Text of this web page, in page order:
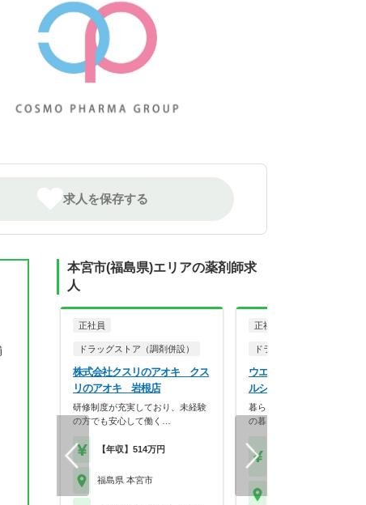
求人を保存する
本宮市(福島県)エリアの薬剤師求
人
正社員
ドラッグストア（調剤併設）
株式会社クスリのアオキ クス
リのアオキ 岩根店
研修制度が充実しており、未経験
の方でも安心して働く…
【年収】514万円
福島県 本宮市
正社員
ドラッグストア（調剤併設
ウエルシア薬局株式会社
ルシア福島本宮店
暮らしを支える仕事だから、
の暮らしも大切に。業…